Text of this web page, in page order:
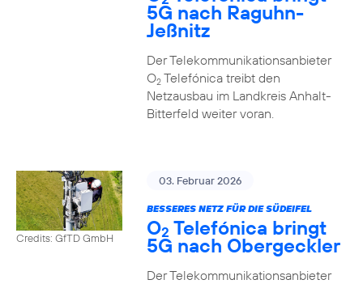
5G nach Raguhn-
Jeßnitz
Der Telekommunikationsanbieter
O2Telefónica treibt den
Netzausbau im Landkreis Anhalt-
Bitterfeld weiter voran.
Credits: GfTD GmbH
03. Februar 2026
BESSERES NETZ FÜR DIE SÜDEIFEL
O2 Telefónica bringt
5G nach Obergeckler
Der Telekommunikationsanbieter